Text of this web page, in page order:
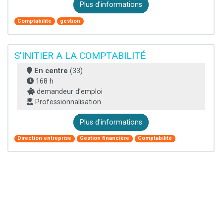
Plus d'informations
Comptabilité gestion
S'INITIER A LA COMPTABILITÉ
En centre (33)
168 h
demandeur d’emploi
Professionnalisation
Plus d'informations
Direction entreprise Gestion financière Comptabilité